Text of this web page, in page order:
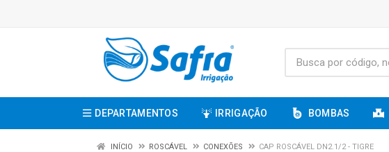
DEPARTAMENTOS IRRIGAÇÃO BOMBAS
INÍCIO ROSCÁVEL CONEXÕES CAP ROSCÁVEL DN2.1/2 - TIGRE